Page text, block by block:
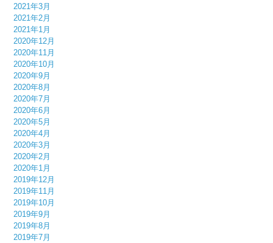
2021年3月
2021年2月
2021年1月
2020年12月
2020年11月
2020年10月
2020年9月
2020年8月
2020年7月
2020年6月
2020年5月
2020年4月
2020年3月
2020年2月
2020年1月
2019年12月
2019年11月
2019年10月
2019年9月
2019年8月
2019年7月